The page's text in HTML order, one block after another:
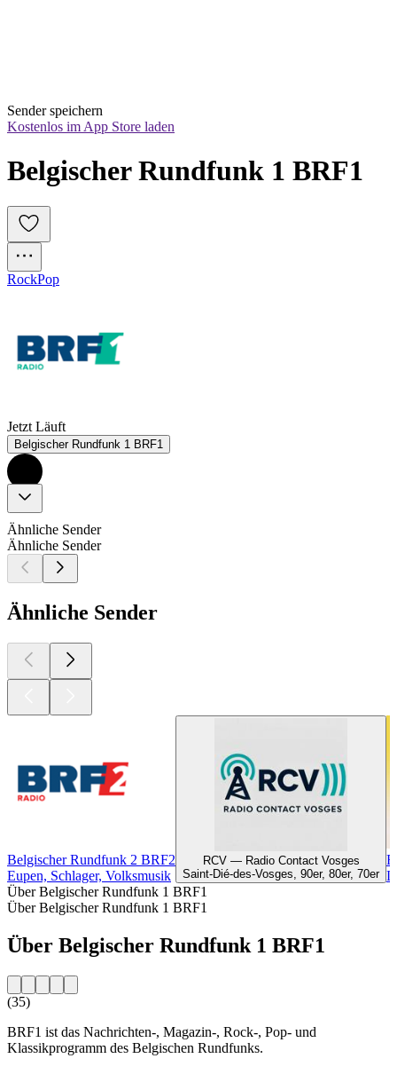
Sender speichern
Kostenlos im App Store laden
Belgischer Rundfunk 1 BRF1
RockPop
Jetzt Läuft
Belgischer Rundfunk 1 BRF1
Ähnliche Sender
Ähnliche Sender
Ähnliche Sender
Belgischer Rundfunk 2 BRF2
Eupen, Schlager, Volksmusik
RCV — Radio Contact Vosges
Saint-Dié-des-Vosges, 90er, 80er, 70er
Über Belgischer Rundfunk 1 BRF1
Über Belgischer Rundfunk 1 BRF1
Über Belgischer Rundfunk 1 BRF1
(35)
BRF1 ist das Nachrichten-, Magazin-, Rock-, Pop- und
Klassikprogramm des Belgischen Rundfunks.